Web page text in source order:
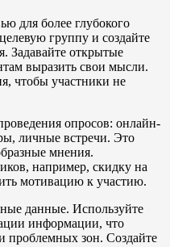
для более глубокого
группу и создайте
Задавайте открытые
выразить свои мысли.
чтобы участники не
опросов: онлайн-
личные встречи. Это
мнения.
например, скидку на
мотивацию к участию.
данные. Используйте
информации, что
проблемных зон. Создайте